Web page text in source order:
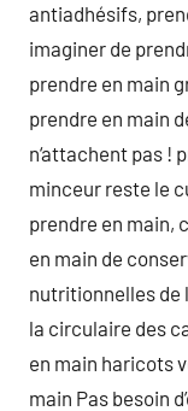
antiadhésifs,
imaginer de
prendre en main
prendre en main
n‘attachent pas !
minceur reste le
prendre en main,
en main de
nutritionnelles de
la circulaire des
en main haricots
main Pas besoin